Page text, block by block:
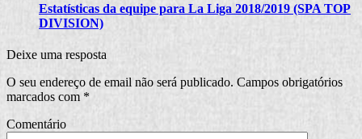
Estatísticas da equipe para La Liga 2018/2019 (SPA TOP
DIVISION)
Deixe uma resposta
O seu endereço de email não será publicado. Campos obrigatórios
marcados com *
Comentário